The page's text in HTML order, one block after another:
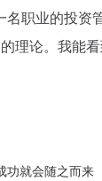
名职业的投资
理论。我能
功就会随之而来